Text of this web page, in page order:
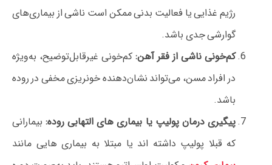
رژیم غذایی یا فعالیت بدنی ممکن است ناشی از بیماری‌های
گوارشی جدی باشد.
کم‌خونی ناشی از فقر آهن: کم‌خونی غیرقابل‌توضیح، به‌ویژه
در افراد مسن، می‌تواند نشان‌دهنده خونریزی مخفی در روده
باشد.
پیگیری درمان پولیپ یا بیماری‌ های التهابی روده:بیمارانی
که قبلا پولیپ داشته‌ اند یا مبتلا به بیماری‌ هایی مانند